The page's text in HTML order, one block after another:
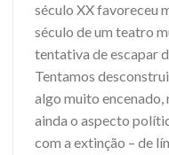
século XX favoreceu
século de um teatro
tentativa de escapar
Tentamos
algo muito encenado,
ainda o aspecto
com a extinção – de